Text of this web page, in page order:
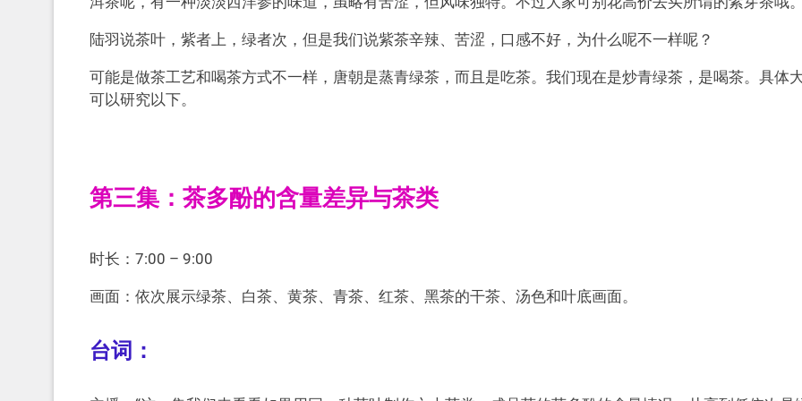
陆羽说茶叶，紫者上，绿者次，但是我们说紫茶辛辣、苦涩，口感不好，为什么呢不一样呢？
可能是做茶工艺和喝茶方式不一样，唐朝是蒸青绿茶，而且是吃茶。我们现在是炒青绿茶，是喝茶。具体
可以研究以下。
第三集：茶多酚的含量差异与茶类
时长：7:00 – 9:00
画面：依次展示绿茶、白茶、黄茶、青茶、红茶、黑茶的干茶、汤色和叶底画面。
台词：